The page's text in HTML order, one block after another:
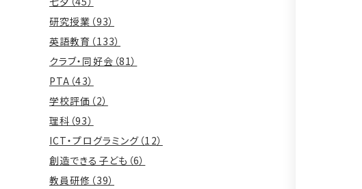
研究授業（93）
英語教育（133）
クラブ・同好会（81）
PTA（43）
学校評価（2）
理科（93）
ICT・プログラミング（12）
創造できる子ども（6）
教員研修（39）